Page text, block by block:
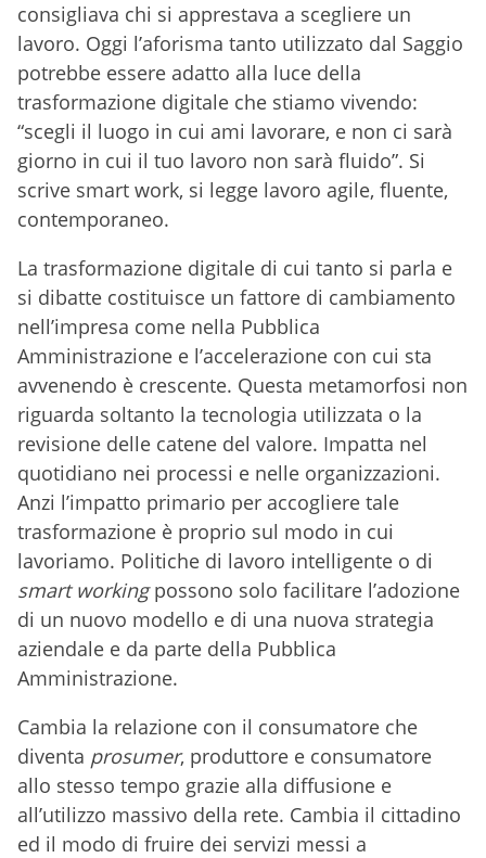
consigliava chi si apprestava a scegliere un
lavoro. Oggi l’aforisma tanto utilizzato dal Saggio
potrebbe essere adatto alla luce della
trasformazione digitale che stiamo vivendo:
“scegli il luogo in cui ami lavorare, e non ci sarà
giorno in cui il tuo lavoro non sarà fluido”. Si
scrive smart work, si legge lavoro agile, fluente,
contemporaneo.
La trasformazione digitale di cui tanto si parla e
si dibatte costituisce un fattore di cambiamento
nell’impresa come nella Pubblica
Amministrazione e l’accelerazione con cui sta
avvenendo è crescente. Questa metamorfosi non
riguarda soltanto la tecnologia utilizzata o la
revisione delle catene del valore. Impatta nel
quotidiano nei processi e nelle organizzazioni.
Anzi l’impatto primario per accogliere tale
trasformazione è proprio sul modo in cui
lavoriamo. Politiche di lavoro intelligente o di
smart workingpossono solo facilitare l’adozione
di un nuovo modello e di una nuova strategia
aziendale e da parte della Pubblica
Amministrazione.
Cambia la relazione con il consumatore che
diventa prosumer, produttore e consumatore
allo stesso tempo grazie alla diffusione e
all’utilizzo massivo della rete. Cambia il cittadino
ed il modo di fruire dei servizi messi a